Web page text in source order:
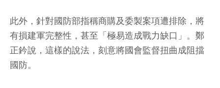
此外，針對國防部指稱商購及委製案項遭排除，將
有損建軍完整性，甚至「極易造成戰力缺口」。鄭
正鈐說，這樣的說法，刻意將國會監督扭曲成阻擋
國防。